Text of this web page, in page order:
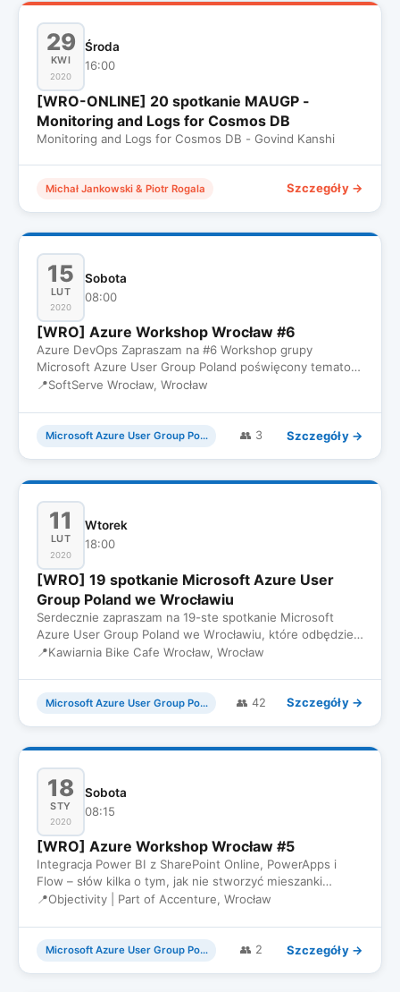
29
KWI
2020
Środa
16:00
[WRO-ONLINE] 20 spotkanie MAUGP -
Monitoring and Logs for Cosmos DB
Monitoring and Logs for Cosmos DB - Govind Kanshi
Michał Jankowski & Piotr Rogala Szczegóły →
15
LUT
2020
Sobota
08:00
[WRO] Azure Workshop Wrocław #6
Azure DevOps Zapraszam na #6 Workshop grupy
Microsoft Azure User Group Poland poświęcony tematowi
Azure DevOps. Podczas…
📍SoftServe Wrocław, Wrocław
Microsoft Azure User Group Poland 👥 3 Szczegóły →
11
LUT
2020
Wtorek
18:00
[WRO] 19 spotkanie Microsoft Azure User
Group Poland we Wrocławiu
Serdecznie zapraszam na 19-ste spotkanie Microsoft
Azure User Group Poland we Wrocławiu, które odbędzie
się 11 Lutego we…
📍Kawiarnia Bike Cafe Wrocław, Wrocław
Microsoft Azure User Group Poland 👥 42 Szczegóły →
18
STY
2020
Sobota
08:15
[WRO] Azure Workshop Wrocław #5
Integracja Power BI z SharePoint Online, PowerApps i
Flow – słów kilka o tym, jak nie stworzyć mieszanki
wybuchowej Powe…
📍Objectivity | Part of Accenture, Wrocław
Microsoft Azure User Group Poland 👥 2 Szczegóły →